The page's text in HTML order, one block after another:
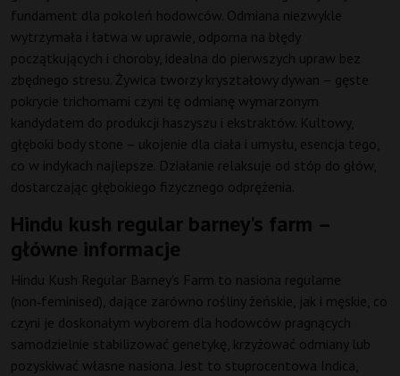
fundament dla pokoleń hodowców. Odmiana niezwykle
wytrzymała i łatwa w uprawie, odporna na błędy
początkujących i choroby, idealna do pierwszych upraw bez
zbędnego stresu. Żywica tworzy kryształowy dywan – gęste
pokrycie trichomami czyni tę odmianę wymarzonym
kandydatem do produkcji haszyszu i ekstraktów. Kultowy,
głęboki body stone – ukojenie dla ciała i umysłu, esencja tego,
co w indykach najlepsze. Działanie relaksuje od stóp do głów,
dostarczając głębokiego fizycznego odprężenia.
Hindu kush regular barney's farm –
główne informacje
Hindu Kush Regular Barney's Farm to nasiona regularne
(non‑feminised), dające zarówno rośliny żeńskie, jak i męskie, co
czyni je doskonałym wyborem dla hodowców pragnących
samodzielnie stabilizować genetykę, krzyżować odmiany lub
pozyskiwać własne nasiona. Jest to stuprocentowa Indica,